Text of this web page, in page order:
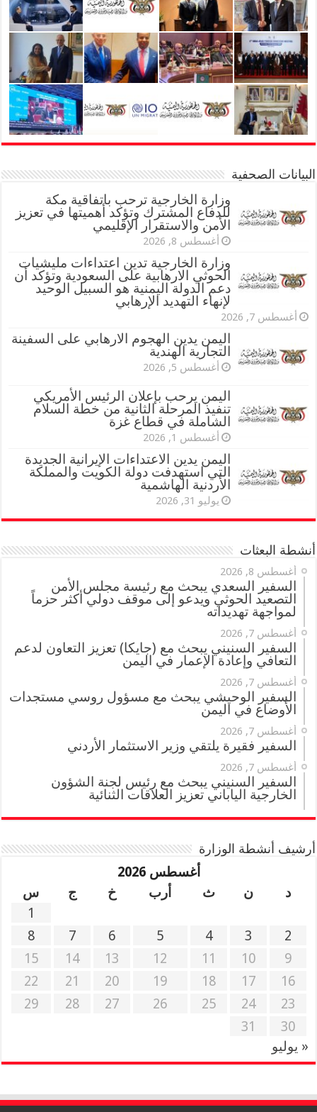
البيانات الصحفية
وزارة الخارجية ترحب باتفاقية مكة
للدفاع المشترك وتؤكد أهميتها في تعزيز
الأمن والاستقرار الإقليمي
أغسطس 8, 2026
وزارة الخارجية تدين اعتداءات مليشيات
الحوثي الارهابية على السعودية وتؤكد أن
دعم الدولة اليمنية هو السبيل الوحيد
لإنهاء التهديد الإرهابي
أغسطس 7, 2026
اليمن يدين الهجوم الارهابي على السفينة
التجارية الهندية
أغسطس 5, 2026
اليمن يرحب بإعلان الرئيس الأمريكي
تنفيذ المرحلة الثانية من خطة السلام
الشاملة في قطاع غزة
أغسطس 1, 2026
اليمن يدين الاعتداءات الإيرانية الجديدة
التي استهدفت دولة الكويت والمملكة
الأردنية الهاشمية
يوليو 31, 2026
أنشطة البعثات
أغسطس 8, 2026
السفير السعدي يبحث مع رئيسة مجلس الأمن
التصعيد الحوثي ويدعو إلى موقف دولي أكثر حزماً
لمواجهة تهديداته
أغسطس 7, 2026
السفير السنيني يبحث مع (جايكا) تعزيز التعاون لدعم
التعافي وإعادة الإعمار في اليمن
أغسطس 7, 2026
السفير الوحيشي يبحث مع مسؤول روسي مستجدات
الأوضاع في اليمن
أغسطس 7, 2026
السفير فقيرة يلتقي وزير الاستثمار الأردني
أغسطس 7, 2026
السفير السنيني يبحث مع رئيس لجنة الشؤون
الخارجية الياباني تعزيز العلاقات الثنائية
أرشيف أنشطة الوزارة
أغسطس 2026
د
ن ث أرب خ ج
س
1
2
3
4
5
6
7
8
9
10
11
12
13
14
15
16
17
18
19
20
21
22
23
24
25
26
27
28
29
30
31
« يوليو